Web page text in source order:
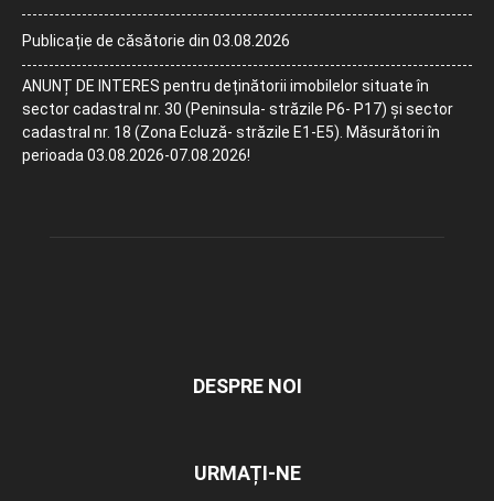
Publicație de căsătorie din 03.08.2026
ANUNȚ DE INTERES pentru deținătorii imobilelor situate în
sector cadastral nr. 30 (Peninsula- străzile P6- P17) și sector
cadastral nr. 18 (Zona Ecluză- străzile E1-E5). Măsurători în
perioada 03.08.2026-07.08.2026!
DESPRE NOI
URMAȚI-NE